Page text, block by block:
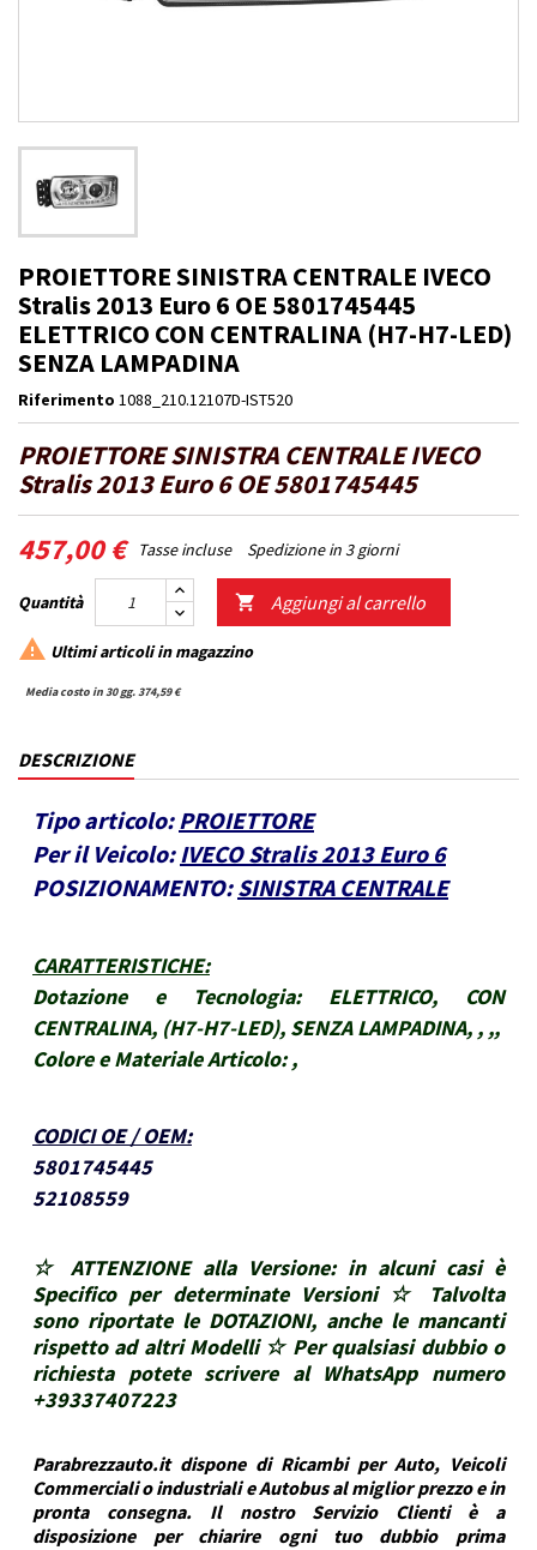
PROIETTORE SINISTRA CENTRALE IVECO
Stralis 2013 Euro 6 OE 5801745445
ELETTRICO CON CENTRALINA (H7-H7-LED)
SENZA LAMPADINA
Riferimento 1088_210.12107D-IST520
PROIETTORE SINISTRA CENTRALE IVECO
Stralis 2013 Euro 6 OE 5801745445
457,00 € Tasse incluse Spedizione in 3 giorni
Quantità  Aggiungi al carrello
 Ultimi articoli in magazzino
Media costo in 30 gg. 374,59 €
DESCRIZIONE
Tipo articolo: PROIETTORE
Per il Veicolo: IVECO Stralis 2013 Euro 6
POSIZIONAMENTO: SINISTRA CENTRALE
CARATTERISTICHE:
Dotazione e Tecnologia:
ELETTRICO, CON
CENTRALINA, (H7-H7-LED), SENZA LAMPADINA, , ,,
Colore e Materiale Articolo: ,
CODICI OE / OEM:
5801745445
52108559
☆ ATTENZIONE alla Versione: in alcuni casi è
Specifico per determinate Versioni ☆ Talvolta
sono riportate le DOTAZIONI, anche le mancanti
rispetto ad altri Modelli ☆ Per qualsiasi dubbio o
richiesta potete scrivere al WhatsApp numero
+39337407223
Parabrezzauto.it dispone di Ricambi per Auto, Veicoli
Commerciali o industriali e Autobus al miglior prezzo e in
pronta consegna. Il nostro Servizio Clienti è a
disposizione per chiarire ogni tuo dubbio prima